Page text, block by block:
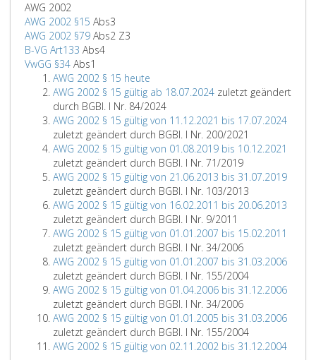
AWG 2002
AWG 2002 §15 Abs3
AWG 2002 §79 Abs2 Z3
B-VG Art133 Abs4
VwGG §34 Abs1
AWG 2002 § 15 heute
AWG 2002 § 15 gültig ab 18.07.2024 zuletzt geändert
durch BGBl. I Nr. 84/2024
AWG 2002 § 15 gültig von 11.12.2021 bis 17.07.2024
zuletzt geändert durch BGBl. I Nr. 200/2021
AWG 2002 § 15 gültig von 01.08.2019 bis 10.12.2021
zuletzt geändert durch BGBl. I Nr. 71/2019
AWG 2002 § 15 gültig von 21.06.2013 bis 31.07.2019
zuletzt geändert durch BGBl. I Nr. 103/2013
AWG 2002 § 15 gültig von 16.02.2011 bis 20.06.2013
zuletzt geändert durch BGBl. I Nr. 9/2011
AWG 2002 § 15 gültig von 01.01.2007 bis 15.02.2011
zuletzt geändert durch BGBl. I Nr. 34/2006
AWG 2002 § 15 gültig von 01.01.2007 bis 31.03.2006
zuletzt geändert durch BGBl. I Nr. 155/2004
AWG 2002 § 15 gültig von 01.04.2006 bis 31.12.2006
zuletzt geändert durch BGBl. I Nr. 34/2006
AWG 2002 § 15 gültig von 01.01.2005 bis 31.03.2006
zuletzt geändert durch BGBl. I Nr. 155/2004
AWG 2002 § 15 gültig von 02.11.2002 bis 31.12.2004